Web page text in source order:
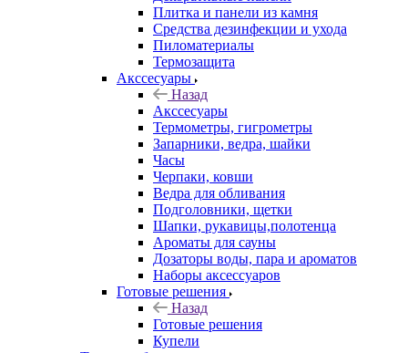
Плитка и панели из камня
Средства дезинфекции и ухода
Пиломатериалы
Термозащита
Аксcесуары
Назад
Аксcесуары
Термометры, гигрометры
Запарники, ведра, шайки
Часы
Черпаки, ковши
Ведра для обливания
Подголовники, щетки
Шапки, рукавицы,полотенца
Ароматы для сауны
Дозаторы воды, пара и ароматов
Наборы аксессуаров
Готовые решения
Назад
Готовые решения
Купели